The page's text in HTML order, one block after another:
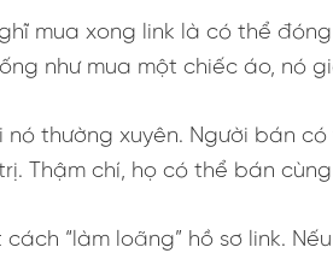
mua xong link là có thể
như mua một chiếc áo, nó
thường xuyên. Người bán
Thậm chí, họ có thể bán
“làm loãng” hồ sơ link.